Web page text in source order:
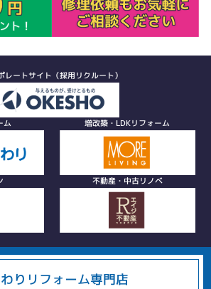
レートサイト（採用リクルート）
ム 増改築・LDKリフォーム
不動産・中古リノベ
りリフォーム専門店